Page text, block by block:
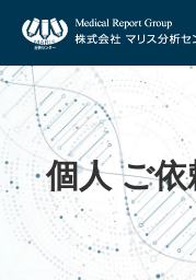
個人 ご